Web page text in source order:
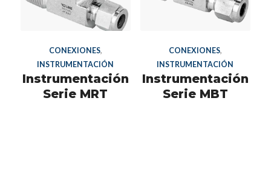
CONEXIONES,
INSTRUMENTACIÓN
Instrumentación
Serie MRT
CONEXIONES,
INSTRUMENTACIÓN
Instrumentación
Serie MBT